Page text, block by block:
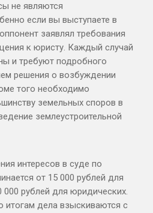
не являются
если вы выступаете в
заявлял требования
к юристу. Каждый случай
и требуют подробного
решения о возбуждении
того необходимо
земельных споров в
землеустроительной
интересов в суде по
от 15 000 рублей для
000 рублей для юридических.
итогам дела взыскиваются с